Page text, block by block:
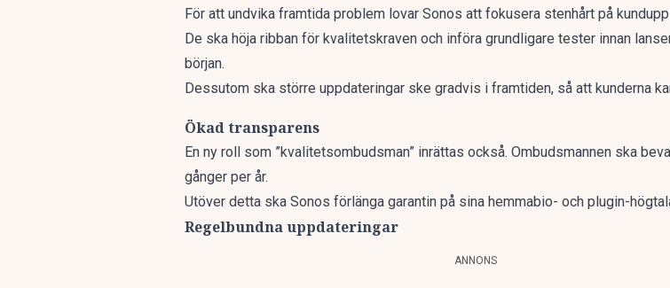
För att undvika framtida problem lovar Sonos att fokusera stenhårt på
De ska höja ribban för kvalitetskraven och införa grundligare tester innan
början.
Dessutom ska större uppdateringar ske gradvis i framtiden, så att kunderna
Ökad transparens
En ny roll som ”kvalitetsombudsman” inrättas också. Ombudsmannen ska
gånger per år.
Utöver detta ska Sonos förlänga garantin på sina hemmabio- och plugin-
Regelbundna uppdateringar
ANNONS